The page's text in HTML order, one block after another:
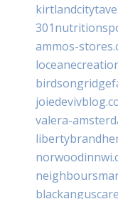
ammos-
valera-